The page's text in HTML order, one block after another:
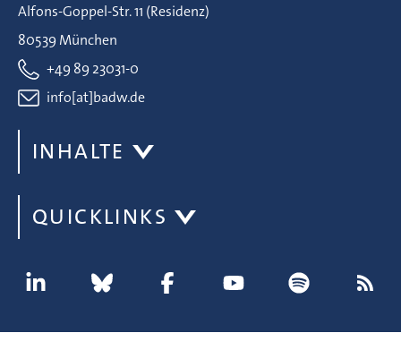
Alfons-Goppel-Str. 11 (Residenz)
80539 München
+49 89 23031-0
info[at]badw.de
INHALTE
QUICKLINKS